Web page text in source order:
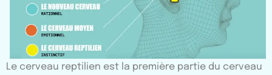
Le cerveau reptilien est la première partie du cerveau